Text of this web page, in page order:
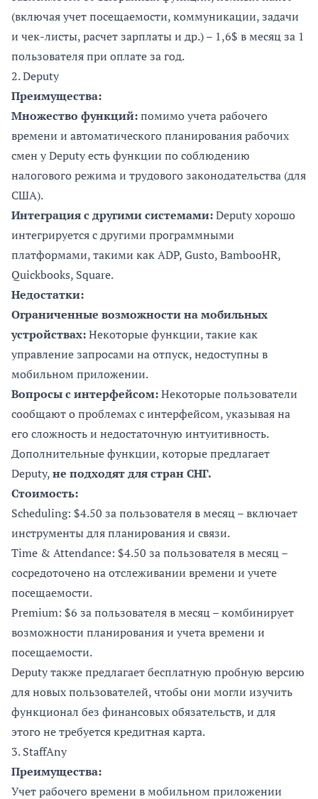
(включая учет посещаемости, коммуникации, задачи
и чек-листы, расчет зарплаты и др.) – 1,6$ в месяц за 1
пользователя при оплате за год.
2.Deputy
Преимущества:
Множество функций:помимо учета рабочего
времени и автоматического планирования рабочих
смен у Deputy есть функции по соблюдению
налогового режима и трудового законодательства (для
США).
Интеграция с другими системами:Deputy хорошо
интегрируется с другими программными
платформами, такими как ADP, Gusto, BambooHR,
Quickbooks, Square.
Недостатки:
Ограниченные возможности на мобильных
устройствах:Некоторые функции, такие как
управление запросами на отпуск, недоступны в
мобильном приложении.
Вопросы с интерфейсом:Некоторые пользователи
сообщают о проблемах с интерфейсом, указывая на
его сложность и недостаточную интуитивность.
Дополнительные функции, которые предлагает
Deputy,не подходят для стран СНГ.
Стоимость:
Scheduling: $4.50 за пользователя в месяц – включает
инструменты для планирования и связи.
Time & Attendance: $4.50 за пользователя в месяц –
сосредоточено на отслеживании времени и учете
посещаемости.
Premium: $6 за пользователя в месяц – комбинирует
возможности планирования и учета времени и
посещаемости.
Deputy также предлагает бесплатную пробную версию
для новых пользователей, чтобы они могли изучить
функционал без финансовых обязательств, и для
этого не требуется кредитная карта.
3.StaffAny
Преимущества:
Учет рабочего времени в мобильном приложении